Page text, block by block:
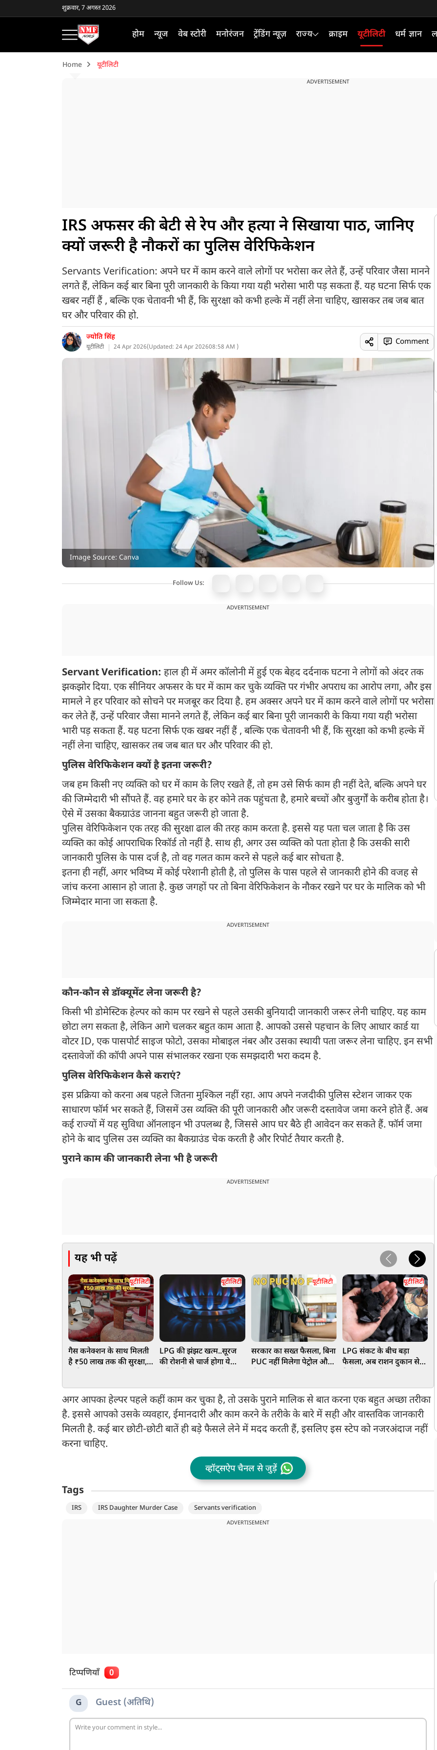
शुक्रवार, 7 अगस्त 2026
होम न्यूज वेब स्टोरी मनोरंजन ट्रेंडिंग न्यूज़ राज्य क्राइम यूटीलिटी धर्म ज्ञान
Home यूटीलिटी
ADVERTISEMENT
IRS अफसर की बेटी से रेप और हत्या ने सिखाया पाठ, जानिए
क्यों जरूरी है नौकरों का पुलिस वेरिफिकेशन
Servants Verification: अपने घर में काम करने वाले लोगों पर भरोसा कर लेते हैं, उन्हें परिवार जैसा मानने
लगते हैं, लेकिन कई बार बिना पूरी जानकारी के किया गया यही भरोसा भारी पड़ सकता हैं. यह घटना सिर्फ एक
खबर नहीं हैं , बल्कि एक चेतावनी भी हैं, कि सुरक्षा को कभी हल्के में नहीं लेना चाहिए, खासकर तब जब बात
घर और परिवार की हो.
ज्योति सिंह
यूटीलिटी 24 Apr 2026(Updated: 24 Apr 202608:58 AM )
Comment
Image Source: Canva
Follow Us:
ADVERTISEMENT
Servant Verification: हाल ही में अमर कॉलोनी में हुई एक बेहद दर्दनाक घटना ने लोगों को अंदर तक
झकझोर दिया. एक सीनियर अफसर के घर में काम कर चुके व्यक्ति पर गंभीर अपराध का आरोप लगा, और इस
मामले ने हर परिवार को सोचने पर मजबूर कर दिया है. हम अक्सर अपने घर में काम करने वाले लोगों पर भरोसा
कर लेते हैं, उन्हें परिवार जैसा मानने लगते हैं, लेकिन कई बार बिना पूरी जानकारी के किया गया यही भरोसा
भारी पड़ सकता हैं. यह घटना सिर्फ एक खबर नहीं हैं , बल्कि एक चेतावनी भी हैं, कि सुरक्षा को कभी हल्के में
नहीं लेना चाहिए, खासकर तब जब बात घर और परिवार की हो.
पुलिस वेरिफिकेशन क्यों है इतना जरूरी?
जब हम किसी नए व्यक्ति को घर में काम के लिए रखते हैं, तो हम उसे सिर्फ काम ही नहीं देते, बल्कि अपने घर
की जिम्मेदारी भी सौंपते हैं. वह हमारे घर के हर कोने तक पहुंचता है, हमारे बच्चों और बुजुर्गों के करीब होता है।
ऐसे में उसका बैकग्राउंड जानना बहुत जरूरी हो जाता है.
पुलिस वेरिफिकेशन एक तरह की सुरक्षा ढाल की तरह काम करता है. इससे यह पता चल जाता है कि उस
व्यक्ति का कोई आपराधिक रिकॉर्ड तो नहीं है. साथ ही, अगर उस व्यक्ति को पता होता है कि उसकी सारी
जानकारी पुलिस के पास दर्ज है, तो वह गलत काम करने से पहले कई बार सोचता है.
इतना ही नहीं, अगर भविष्य में कोई परेशानी होती है, तो पुलिस के पास पहले से जानकारी होने की वजह से
जांच करना आसान हो जाता है. कुछ जगहों पर तो बिना वेरिफिकेशन के नौकर रखने पर घर के मालिक को भी
जिम्मेदार माना जा सकता है.
ADVERTISEMENT
कौन-कौन से डॉक्यूमेंट लेना जरूरी है?
किसी भी डोमेस्टिक हेल्पर को काम पर रखने से पहले उसकी बुनियादी जानकारी जरूर लेनी चाहिए. यह काम
छोटा लग सकता है, लेकिन आगे चलकर बहुत काम आता है. आपको उससे पहचान के लिए आधार कार्ड या
वोटर ID, एक पासपोर्ट साइज फोटो, उसका मोबाइल नंबर और उसका स्थायी पता जरूर लेना चाहिए. इन सभी
दस्तावेजों की कॉपी अपने पास संभालकर रखना एक समझदारी भरा कदम है.
पुलिस वेरिफिकेशन कैसे कराएं?
इस प्रक्रिया को करना अब पहले जितना मुश्किल नहीं रहा. आप अपने नजदीकी पुलिस स्टेशन जाकर एक
साधारण फॉर्म भर सकते हैं, जिसमें उस व्यक्ति की पूरी जानकारी और जरूरी दस्तावेज जमा करने होते हैं. अब
कई राज्यों में यह सुविधा ऑनलाइन भी उपलब्ध है, जिससे आप घर बैठे ही आवेदन कर सकते हैं. फॉर्म जमा
होने के बाद पुलिस उस व्यक्ति का बैकग्राउंड चेक करती है और रिपोर्ट तैयार करती है.
पुराने काम की जानकारी लेना भी है जरूरी
ADVERTISEMENT
यह भी पढ़ें
यूटीलिटी
गैस कनेक्शन के साथ मिलती
है ₹50 लाख तक की सुरक्षा,
यूटीलिटी
LPG की झंझट खत्म..सूरज
की रोशनी से चार्ज होगा ये
नहीं रात में भी कर सकेंगे
इस्तेमाल
यूटीलिटी
सरकार का सख्त फैसला, बिना
PUC नहीं मिलेगा पेट्रोल और
यूटीलिटी
LPG संकट के बीच बड़ा
फैसला, अब राशन दुकान से
अगर आपका हेल्पर पहले कहीं काम कर चुका है, तो उसके पुराने मालिक से बात करना एक बहुत अच्छा तरीका
है. इससे आपको उसके व्यवहार, ईमानदारी और काम करने के तरीके के बारे में सही और वास्तविक जानकारी
मिलती है. कई बार छोटी-छोटी बातें ही बड़े फैसले लेने में मदद करती हैं, इसलिए इस स्टेप को नजरअंदाज नहीं
करना चाहिए.
व्हॉट्सऐप चैनल से जुड़ें
Tags
IRS IRS Daughter Murder Case Servants verification
ADVERTISEMENT
टिप्पणियाँ 0
G Guest (अतिथि)